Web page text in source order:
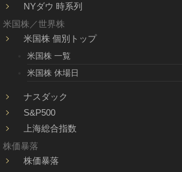
NYダウ 時系列
米国株／世界株
米国株 個別トップ
米国株 一覧
米国株 休場日
ナスダック
S&P500
上海総合指数
株価暴落
株価暴落